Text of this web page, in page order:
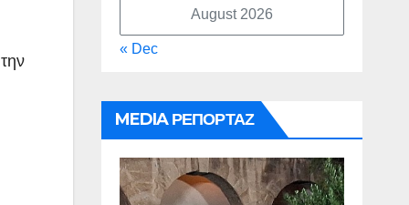
August 2026
« Dec
MEDIA ΡΕΠΟΡΤΑΖ